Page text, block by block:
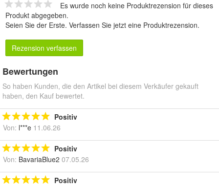
Es wurde noch keine Produktrezension für dieses
Produkt abgegeben.
Seien Sie der Erste. Verfassen Sie jetzt eine Produktrezension.
Rezension verfassen
Bewertungen
So haben Kunden, die den Artikel bei diesem Verkäufer gekauft
haben, den Kauf bewertet.
Positiv
Von: l***e 11.06.26
Positiv
Von: BavariaBlue2 07.05.26
Positiv